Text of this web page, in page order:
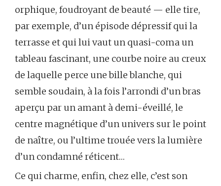
orphique, foudroyant de beauté — elle tire,
par exemple, d’un épisode dépressif qui la
terrasse et qui lui vaut un quasi-coma un
tableau fascinant, une courbe noire au creux
de laquelle perce une bille blanche, qui
semble soudain, à la fois l’arrondi d’un bras
aperçu par un amant à demi-éveillé, le
centre magnétique d’un univers sur le point
de naître, ou l’ultime trouée vers la lumière
d’un condamné réticent…
Ce qui charme, enfin, chez elle, c’est son